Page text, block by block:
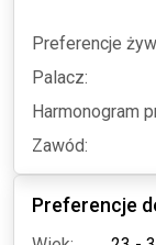
Preferencje
Palacz:
Harmonogram
Zawód:
Preferencje